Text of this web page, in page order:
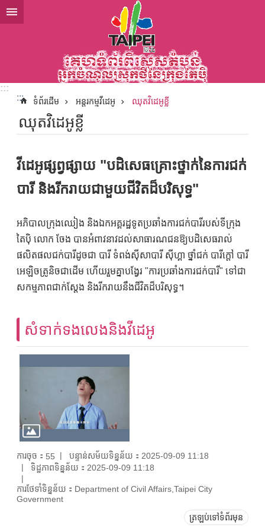
ទៅកាន់មាតិកាប្លុកមាតិកាសំខាន់
:::
:::
ទំព័រដើម អន្តរកម្មវីដេអូ ឈុតវិដេអូខ្លី
ឈុតវិដេអូខ្លី
វីដេអូផ្សព្វផ្សាយ "បដិសេធគ្រោះថ្នាក់នៃការជក់
បារី និងរីករាយជាមួយជីវិតដ៏បរិសុទ្ធ"
អភិបាលក្រុងឈៀង និងឯកអគ្គរដ្ឋទូតប្រឆាំងការជក់បារីរបស់ទីក្រុង
តៃប៉ិ លោក ចែង បានអំពាវនាវដល់សាធារណជនឱ្យបដិសេធរាល់
ផលិតផលជក់បារីដូចជា បារី ទំពង់ស៊ីសាបារី ស៊ីហ្គា ថ្នាំជក់ បារីក្តៅ បារី
អេឡិចត្រូនិចជាដើម ហើយរួមគ្នាបង្វែរ "ការប្រឆាំងការជក់បារី" ទៅជា
សកម្មភាពជាក់ស្តែង និងរីករាយនឹងជីវិតដ៏បរិសុទ្ធ។
សំទាក់ទងលេងនិងវីដេអូ
ការចុច： 55
បន្ទាន់សម័យទិន្នន័យ：2025-09-09 11:18
ទិដ្ឋភាពទិន្នន័យ：2025-09-09 11:18
ការថែទាំទិន្នន័យ：Department of Civil Affairs,Taipei City
Government
ត្រឡប់ទៅទំព័រមុន